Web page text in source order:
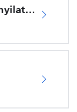
EU Megfelelőségi nyilatkozat